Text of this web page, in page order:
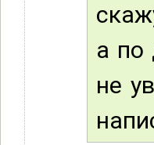
а по
не